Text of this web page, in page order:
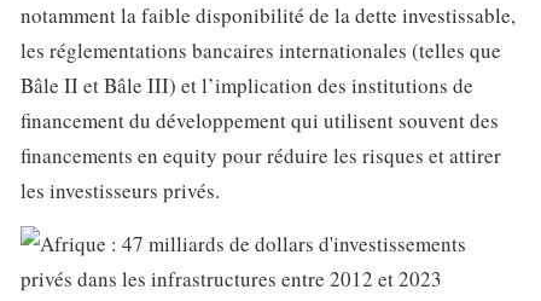
notamment la faible disponibilité de la dette investissable,
les réglementations bancaires internationales (telles que
Bâle II et Bâle III) et l’implication des institutions de
financement du développement qui utilisent souvent des
financements en equity pour réduire les risques et attirer
les investisseurs privés.